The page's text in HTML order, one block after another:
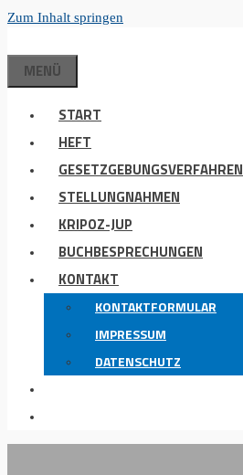
Zum Inhalt springen
MENÜ
START
HEFT
GESETZGEBUNGSVERFAHREN
STELLUNGNAHMEN
KRIPOZ-JUP
BUCHBESPRECHUNGEN
KONTAKT
KONTAKTFORMULAR
IMPRESSUM
DATENSCHUTZ